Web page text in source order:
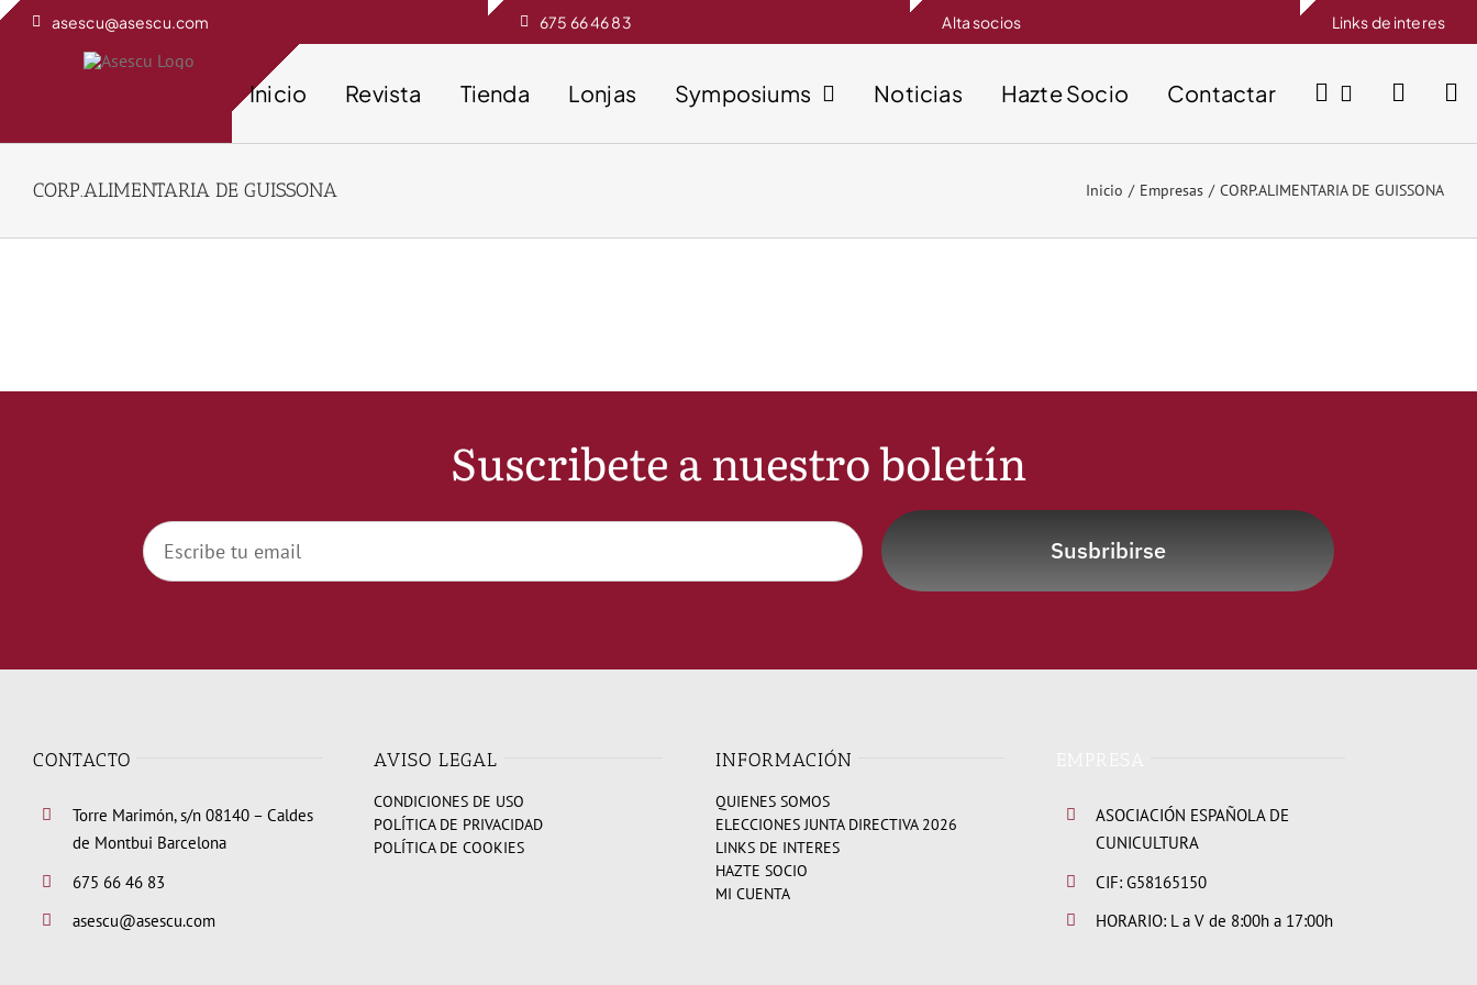
Saltar
asescu@asescu.com 675 66 46 83 Alta socios Links de interes
Inicio Revista Tienda Lonjas Symposiums Noticias Hazte Socio Contactar
CORP.ALIMENTARIA DE GUISSONA Inicio Empresas CORP.ALIMENTARIA DE GUISSONA
Suscribete a nuestro boletín
Susbribirse
CONTACTO
Torre Marimón, s/n 08140 – Caldes
de Montbui Barcelona
675 66 46 83
asescu@asescu.com
AVISO LEGAL
CONDICIONES DE USO
POLÍTICA DE PRIVACIDAD
POLÍTICA DE COOKIES
INFORMACIÓN
QUIENES SOMOS
ELECCIONES JUNTA DIRECTIVA 2026
LINKS DE INTERES
HAZTE SOCIO
MI CUENTA
ASOCIACIÓN ESPAÑOLA DE
CUNICULTURA
CIF: G58165150
HORARIO: L a V de 8:00h a 17:00h